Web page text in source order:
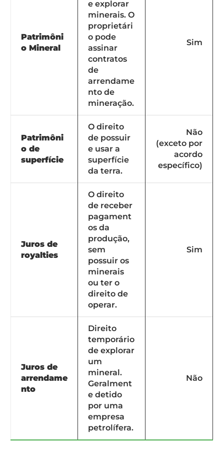
Patrimôni
o Mineral
e explorar
minerais. O
proprietári
o pode
assinar
contratos
de
arrendame
nto de
mineração.
Sim
Patrimôni
o de
superfície
O direito
de possuir
e usar a
superfície
da terra.
Não
(exceto por
acordo
específico)
Juros de
royalties
O direito
de receber
pagament
os da
produção,
sem
possuir os
minerais
ou ter o
direito de
operar.
Sim
Juros de
arrendame
nto
Direito
temporário
de explorar
um
mineral.
Geralment
e detido
por uma
empresa
petrolífera.
Não